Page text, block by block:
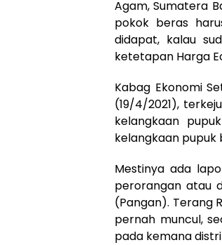
Agam, Sumatera
pokok beras
didapat, kalau
ketetapan Harga
Kabag Ekonomi
(19/4/2021),
kelangkaan
kelangkaan pupuk
Mestinya ada
perorangan atau
(Pangan). Terang
pernah muncul,
pada kemana